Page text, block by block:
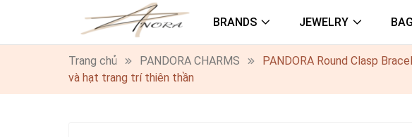
BRANDS JEWELRY
Trang chủ PANDORA CHARMS
PANDORA Round Clasp
và hạt trang trí thiên thần